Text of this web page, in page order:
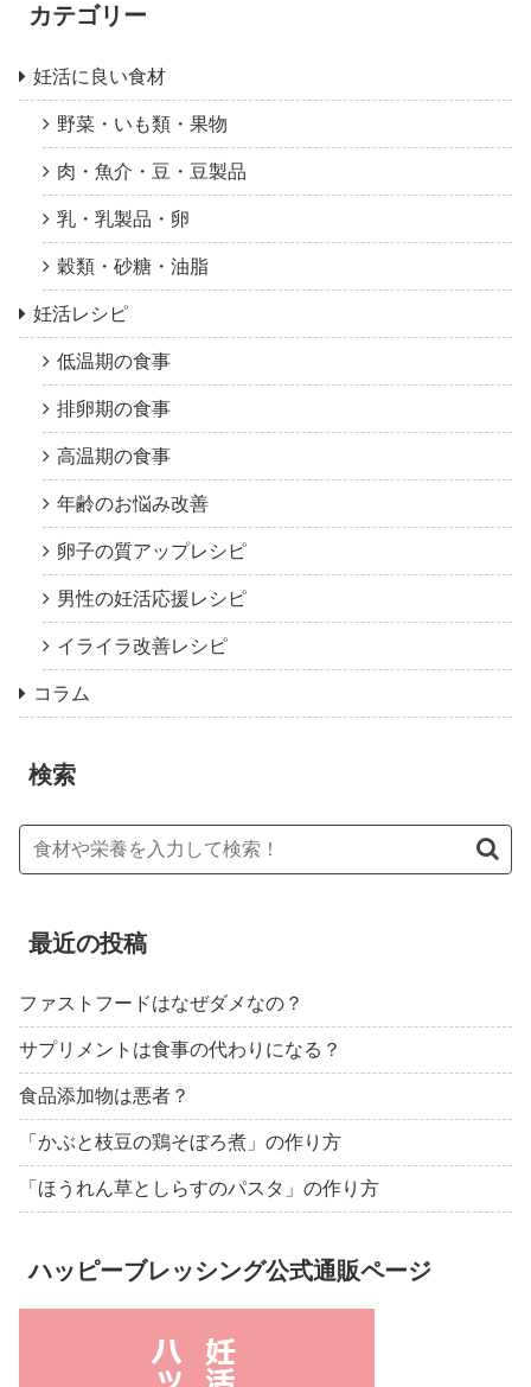
カテゴリー
妊活に良い食材
野菜・いも類・果物
肉・魚介・豆・豆製品
乳・乳製品・卵
穀類・砂糖・油脂
妊活レシピ
低温期の食事
排卵期の食事
高温期の食事
年齢のお悩み改善
卵子の質アップレシピ
男性の妊活応援レシピ
イライラ改善レシピ
コラム
検索
最近の投稿
ファストフードはなぜダメなの？
サプリメントは食事の代わりになる？
食品添加物は悪者？
「かぶと枝豆の鶏そぼろ煮」の作り方
「ほうれん草としらすのパスタ」の作り方
ハッピーブレッシング公式通販ページ